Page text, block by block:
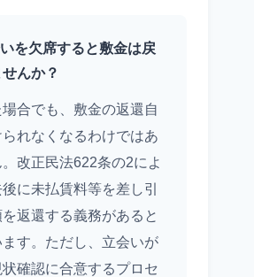
を欠席すると敷金は戻
んか？
合でも、敷金の返還自
れなくなるわけではあ
。改正民法622条の2によ
に未払賃料等を差し引
返還する義務があると
ます。ただし、立会いが
確認に合意するプロセ